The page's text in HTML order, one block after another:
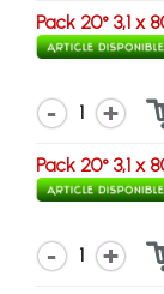
Pack 20° 3,1 x
1
Pack 20° 3,1 x
1